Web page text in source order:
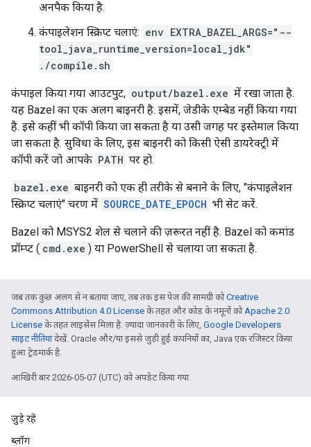
अनपैक किया है.
कंपाइलेशन स्क्रिप्ट चलाएं: env EXTRA_BAZEL_ARGS="--
tool_java_runtime_version=local_jdk"
./compile.sh
कंपाइल किया गया आउटपुट, output/bazel.exe में रखा जाता है.
यह Bazel का एक अलग बाइनरी है. इसमें, जेडीके एम्बेड नहीं किया गया
है. इसे कहीं भी कॉपी किया जा सकता है या उसी जगह पर इस्तेमाल किया
जा सकता है. सुविधा के लिए, इस बाइनरी को किसी ऐसी डायरेक्ट्री में
कॉपी करें जो आपके PATH पर हो.
bazel.exe बाइनरी को एक ही तरीके से बनाने के लिए, "कंपाइलेशन
स्क्रिप्ट चलाएं" चरण में SOURCE_DATE_EPOCH भी सेट करें.
Bazel को MSYS2 शेल से चलाने की ज़रूरत नहीं है. Bazel को कमांड
प्रॉम्प्ट ( cmd.exe ) या PowerShell से चलाया जा सकता है.
जब तक कुछ अलग से न बताया जाए, तब तक इस पेज की सामग्री कोCreative
Commons Attribution 4.0 License के तहत और कोड के नमूनों कोApache 2.0
License के तहत लाइसेंस मिला है. ज़्यादा जानकारी के लिए, Google Developers
साइट नीतियांदेखें. Oracle और/या इससे जुड़ी हुई कंपनियों का, Java एक रजिस्टर किया
हुआ ट्रेडमार्क है.
आखिरी बार 2026-05-07 (UTC) को अपडेट किया गया.
जुड़े रहें
ब्लॉग